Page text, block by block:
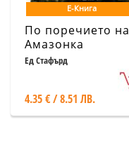
Е-Книга
По поречието на
Амазонка
Ед Стафърд
4.35 € / 8.51 ЛВ.